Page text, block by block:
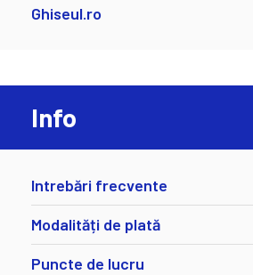
Ghiseul.ro
Info
Intrebări frecvente
Modalități de plată
Puncte de lucru